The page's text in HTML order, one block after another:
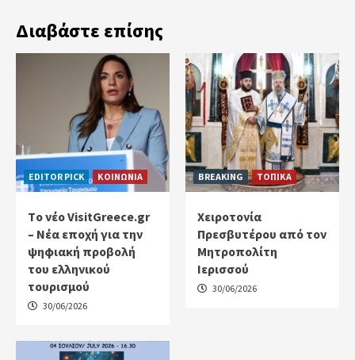
Διαβάστε επίσης
EDITOR PICK ΚΟΙΝΩΝΙΑ
Tο νέο VisitGreece.gr
– Νέα εποχή για την
ψηφιακή προβολή
του ελληνικού
τουρισμού
30/06/2026
BREAKING ΤΟΠΙΚΑ
Χειροτονία
Πρεσβυτέρου από τον
Μητροπολίτη
Ιερισσού
30/06/2026